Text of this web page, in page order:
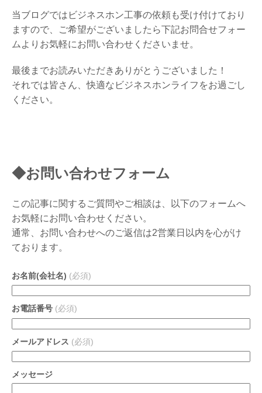
当ブログではビジネスホン工事の依頼も受け付けており
ますので、ご希望がございましたら下記お問合せフォー
ムよりお気軽にお問い合わせくださいませ。
最後までお読みいただきありがとうございました！
それでは皆さん、快適なビジネスホンライフをお過ごし
ください。
◆お問い合わせフォーム
この記事に関するご質問やご相談は、以下のフォームへ
お気軽にお問い合わせください。
通常、お問い合わせへのご返信は2営業日以内を心がけ
ております。
お名前(会社名) (必須)
お電話番号 (必須)
メールアドレス (必須)
メッセージ